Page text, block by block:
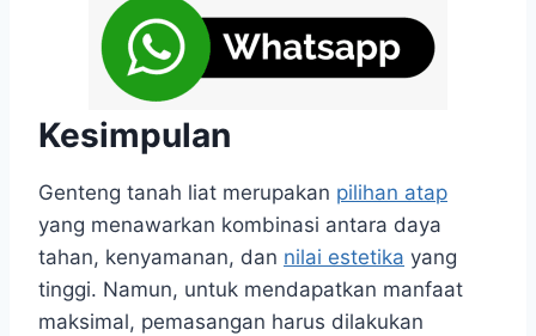
Kesimpulan
Genteng tanah liat merupakan pilihan atap
yang menawarkan kombinasi antara daya
tahan, kenyamanan, dan nilai estetika yang
tinggi. Namun, untuk mendapatkan manfaat
maksimal, pemasangan harus dilakukan